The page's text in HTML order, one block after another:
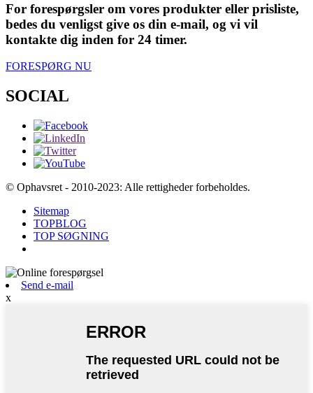
For forespørgsler om vores produkter eller prisliste,
bedes du venligst give os din e-mail, og vi vil
kontakte dig inden for 24 timer.
FORESPØRG NU
SOCIAL
© Ophavsret - 2010-2023: Alle rettigheder forbeholdes.
Sitemap
TOPBLOG
TOP SØGNING
Send e-mail
x